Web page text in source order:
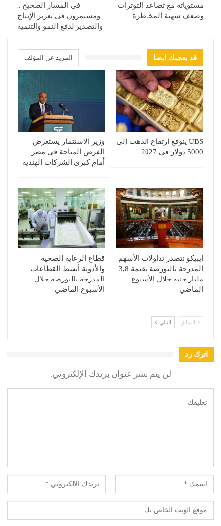
مستوياته مع تصاعد التوترات
وضعف شهية المخاطرة
فى المسار الصحيح ..
ومستمرون فى تعزيز الإنتاج
والتصدير لدفع النمو والتنمية
قد يعجبك ايضا المزيد عن المؤلف
UBS يتوقع ارتفاع الذهب إلى
5000 دولار في 2027
وزير الاستثمار يستعرض
الفرص المتاحة في مصر
أمام كبرى الشركات الهندية
إيبيكو تتصدر تداولات الأسهم
المدرجة بالبورصة بقيمة 3,8
مليار جنيه خلال الأسبوع
الماضي
قطاع الرعاية الصحية
والأدوية أنشط القطاعات
المدرجة بالبورصة خلال
الأسبوع الماضي
السابق التالي
اترك رد
لن يتم نشر عنوان بريدك الإلكتروني.